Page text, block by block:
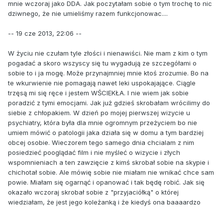
mnie wczoraj jako DDA. Jak poczytałam sobie o tym trochę to nic
dziwnego, że nie umieliśmy razem funkcjonowac....
-- 19 cze 2013, 22:06 --
W życiu nie czułam tyle złości i nienawiści. Nie mam z kim o tym
pogadać a skoro wszyscy się tu wygadują ze szczegółami o
sobie to i ja mogę. Może przynajmniej mnie ktoś zrozumie. Bo na
te wkurwienie nie pomagają nawet leki uspokajające. Ciągle
trzęsą mi się ręce i jestem WŚCIEKŁA. I nie wiem jak sobie
poradzić z tymi emocjami. Jak już gdzieś skrobałam wrócilimy do
siebie z chłopakiem. W dzień po mojej pierwszej wizycie u
psychiatry, która była dla mnie ogromnym przeżyciem bo nie
umiem mówić o patologii jaka działa się w domu a tym bardziej
obcej osobie. Wieczorem tego samego dnia chcialam z nim
posiedzieć pooglądać film i nie myśleć o wizycie i złych
wspomnieniach a ten zawzięcie z kimś skrobał sobie na skypie i
chichotał sobie. Ale mówię sobie nie miałam nie wnikać chce sam
powie. Miałam się ogarnąć i opanować i tak będę robić. Jak się
okazało wczoraj skrobał sobie z "przyjaciółką" o której
wiedziałam, że jest jego koleżanką i że kiedyś ona baaaardzo